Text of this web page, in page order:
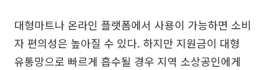
대형마트나 온라인 플랫폼에서 사용이 가능하면 소비
자 편의성은 높아질 수 있다. 하지만 지원금이 대형
유통망으로 빠르게 흡수될 경우 지역 소상공인에게